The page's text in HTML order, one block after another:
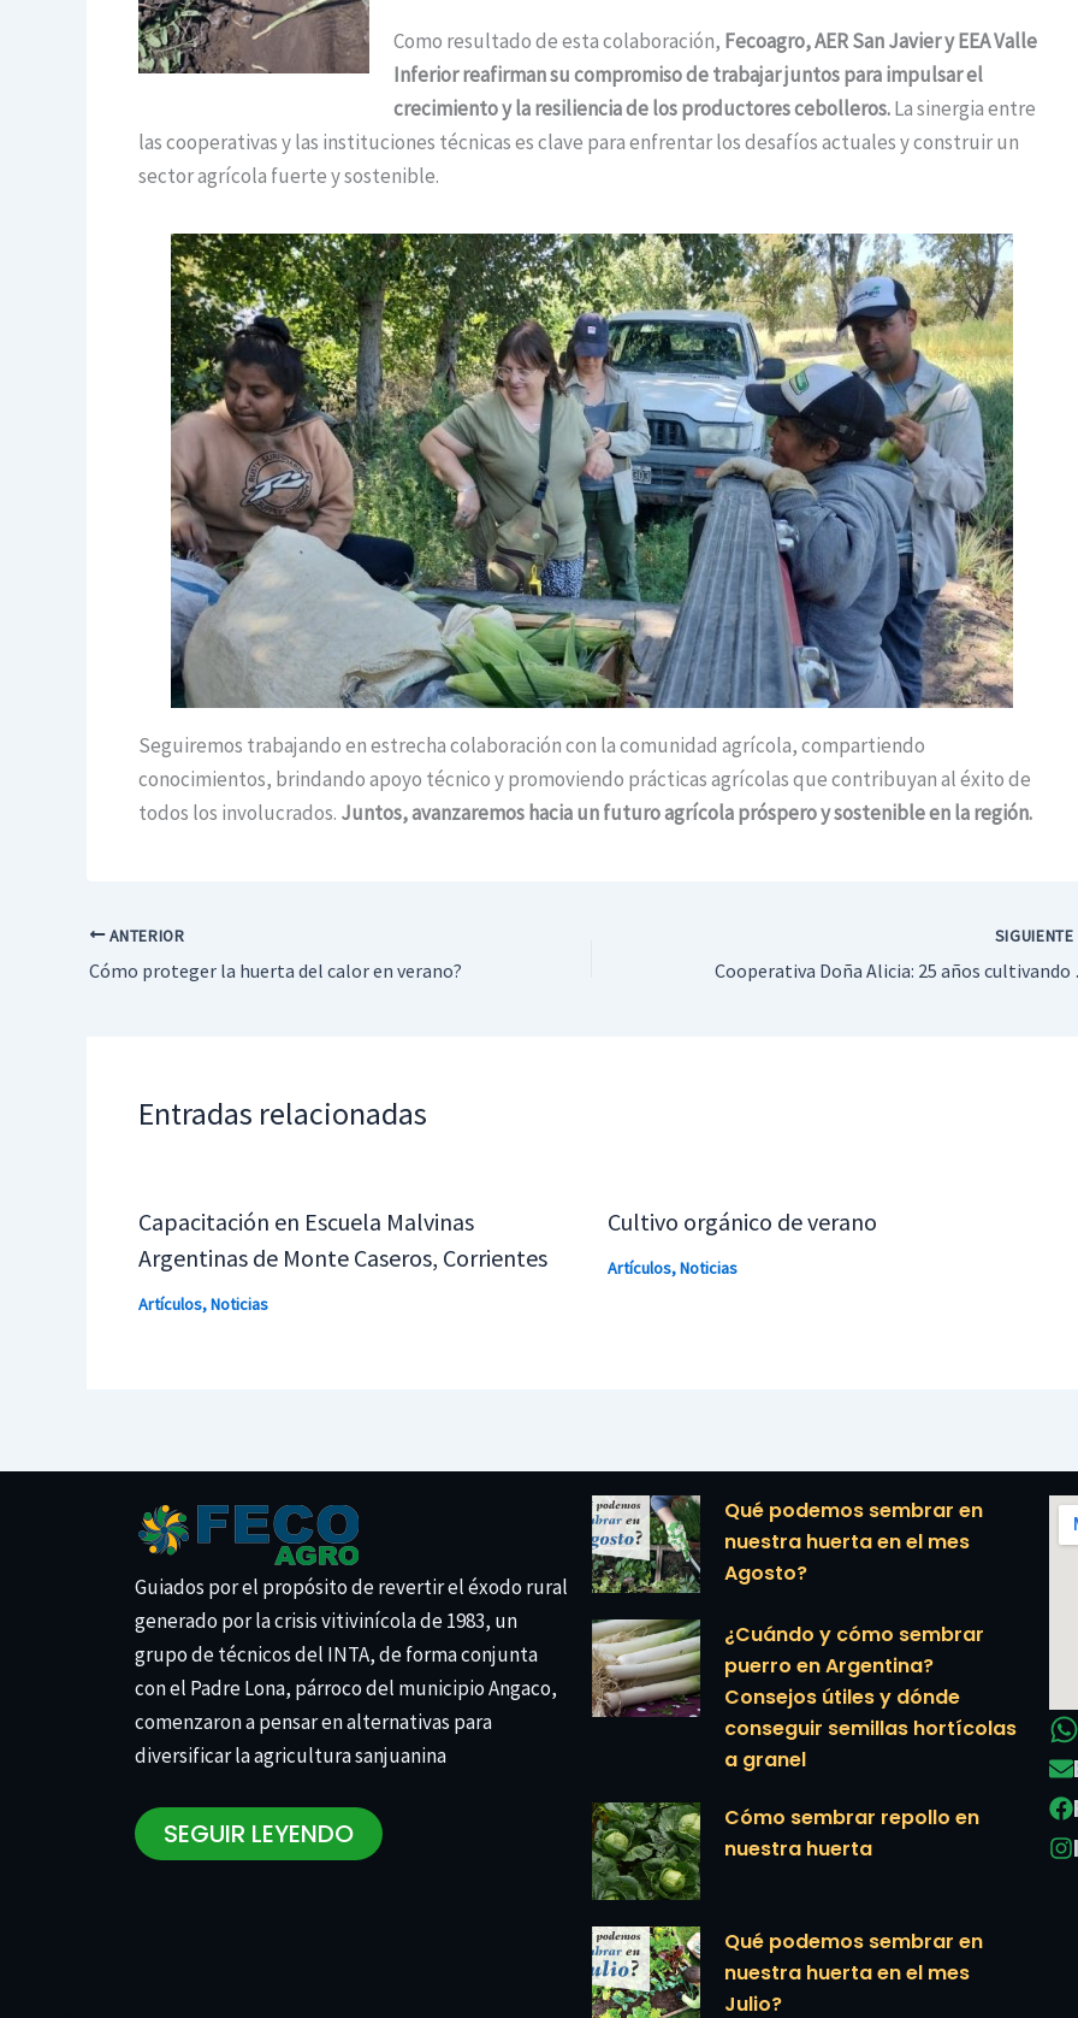
Como resultado de esta colaboración, Fecoagro, AER San Javier y EEA Valle
Inferior reafirman su compromiso de trabajar juntos para impulsar el
crecimiento y la resiliencia de los productores cebolleros.La sinergia entre
las cooperativas y las instituciones técnicas es clave para enfrentar los desafíos actuales y construir un
sector agrícola fuerte y sostenible.
Seguiremos trabajando en estrecha colaboración con la comunidad agrícola, compartiendo
conocimientos, brindando apoyo técnico y promoviendo prácticas agrícolas que contribuyan al éxito de
todos los involucrados. Juntos, avanzaremos hacia un futuro agrícola próspero y sostenible en la región.
ANTERIOR
Cómo proteger la huerta del calor en verano?
SIGUIENTE
Entradas relacionadas
Capacitación en Escuela Malvinas
Argentinas de Monte Caseros, Corrientes
Artículos,Noticias
Cultivo orgánico de verano
Artículos,Noticias
Guiados por el propósito de revertir el éxodo rural
generado por la crisis vitivinícola de 1983, un
grupo de técnicos del INTA, de forma conjunta
con el Padre Lona, párroco del municipio Angaco,
comenzaron a pensar en alternativas para
diversificar la agricultura sanjuanina
SEGUIR LEYENDO
Qué podemos sembrar en
nuestra huerta en el mes
Agosto?
¿Cuándo y cómo sembrar
puerro en Argentina?
Consejos útiles y dónde
conseguir semillas hortícolas
a granel
Cómo sembrar repollo en
nuestra huerta
Qué podemos sembrar en
nuestra huerta en el mes
Julio?